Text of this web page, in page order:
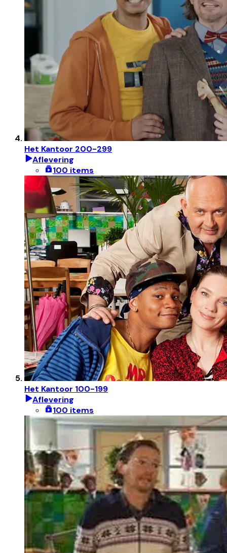
Het Kantoor 200-299
Aflevering
100 items
Het Kantoor 100-199
Aflevering
100 items